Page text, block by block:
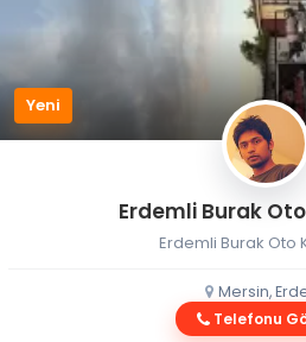
Yeni
Erdemli Burak
Erdemli Burak Oto
Mersin,
Telefonu